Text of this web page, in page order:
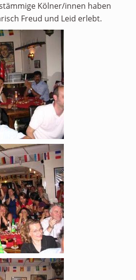
Kölner/innen haben
Freud und Leid erlebt.
Satzung
Sponsoren
KONTAKT